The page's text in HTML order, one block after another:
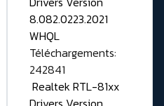
8.082.0223.2021
WHQL
Téléchargements:
242841
Realtek RTL-81xx